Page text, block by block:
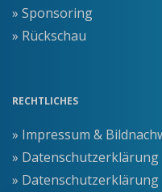
» Sponsoring
» Rückschau
RECHTLICHES
» Impressum &
»
» Datenschutzerklärung